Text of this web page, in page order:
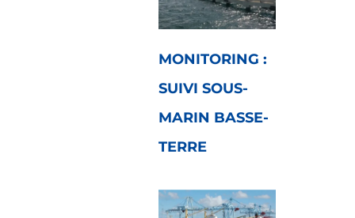
MONITORING :
SUIVI SOUS-
MARIN BASSE-
TERRE